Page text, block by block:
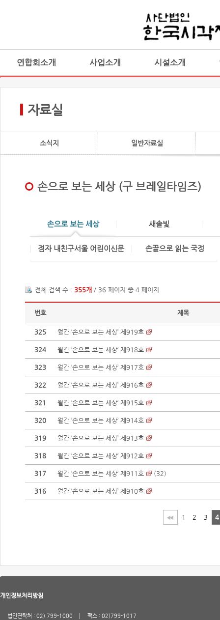
연합회소개 사업소개 시설소개
자료실
소식지 일반자료실
손으로 보는 세상 (구 브레일타임즈)
손으로 보는 세상 새솔빛
점자 내친구서울 어린이신문 손끝으로 읽는 국정
전체 검색 수 : 355개 / 36 페이지 중 4 페이지
번호 제목
325 월간 ‘손으로 보는 세상’ 제919호
324 월간 ‘손으로 보는 세상’ 제918호
323 월간 ‘손으로 보는 세상’ 제917호
322 월간 ‘손으로 보는 세상’ 제916호
321 월간 ‘손으로 보는 세상’ 제915호
320 월간 ‘손으로 보는 세상’ 제914호
319 월간 ‘손으로 보는 세상’ 제913호
318 월간 ‘손으로 보는 세상’ 제912호
317 월간 ‘손으로 보는 세상’ 제911호 (32)
316 월간 ‘손으로 보는 세상’ 제910호
1 2 3 4
개인정보처리방침
법인연락처 : 02) 799-1000
팩스 : 02)799-1017